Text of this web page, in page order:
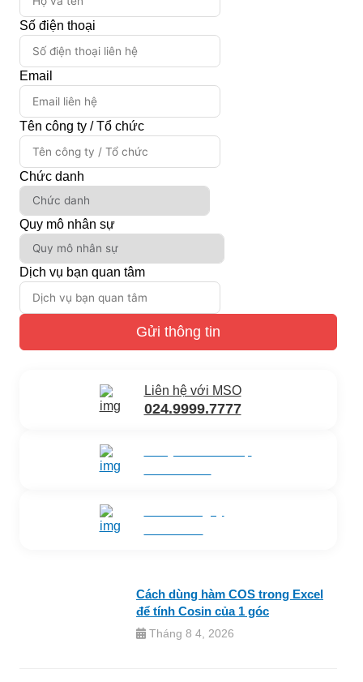
Số điện thoại
Email
Tên công ty / Tổ chức
Chức danh
Quy mô nhân sự
Dịch vụ bạn quan tâm
Gửi thông tin
Liên hệ với MSO
024.9999.7777
Cách dùng hàm COS trong Excel
để tính Cosin của 1 góc
Tháng 8 4, 2026